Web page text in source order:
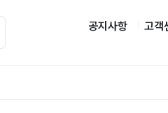
공지사항 고객